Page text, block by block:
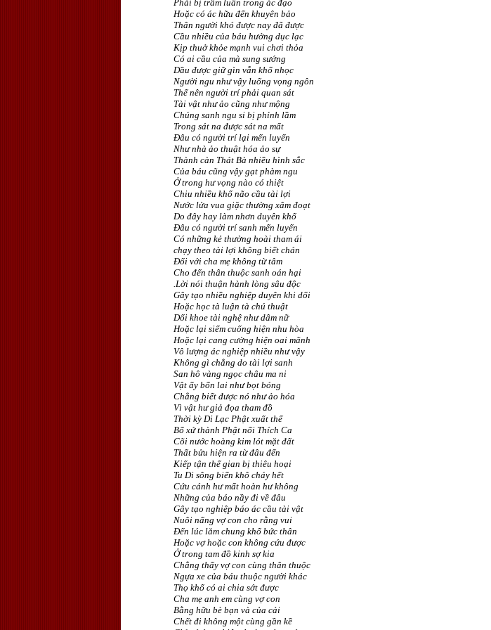
Phải bị trầm luân trong ác đạo
Hoặc có ác hữu đến khuyên bảo
Thân người khó được nay đã được
Cầu nhiều của báu hưởng dục lạc
Kịp thuở khỏe mạnh vui chơi thỏa
Có ai cầu của mà sung sướng
Dầu được giữ gìn vẫn khổ nhọc
Người ngu như vậy luống vọng ngôn
Thế nên người trí phải quan sát
Tài vật như ảo cũng như mộng
Chúng sanh ngu si bị phỉnh lầm
Trong sát na được sát na mất
Ðâu có người trí lại mến luyến
Như nhà ảo thuật hóa ảo sự
Thành càn Thát Bà nhiều hình sắc
Của báu cũng vậy gạt phàm ngu
Ở trong hư vọng nào có thiệt
Chiu nhiều khổ não cầu tài lợi
Nước lửa vua giặc thường xâm đoạt
Do đây hay làm nhơn duyên khổ
Ðâu có người trí sanh mến luyến
Có những kẻ thường hoài tham ái
chạy theo tài lợi không biết chán
Ðối với cha mẹ không từ tâm
Cho đến thân thuộc sanh oán hại
.Lời nói thuận hành lòng sâu độc
Gây tạo nhiều nghiệp duyên khi dối
Hoặc học tà luận tà chú thuật
Dối khoe tài nghệ như dâm nữ
Hoặc lại siểm cuống hiện nhu hòa
Hoặc lại cang cường hiện oai mãnh
Vô lượng ác nghiệp nhiều như vậy
Không gì chẳng do tài lợi sanh
San hô vàng ngọc châu ma ni
Vật ấy bổn lai như bọt bóng
Chẳng biết được nó như ảo hóa
Vì vật hư giả đọa tham đồ
Thời kỳ Di Lạc Phật xuất thế
Bổ xứ thành Phật nối Thích Ca
Cõi nước hoàng kim lót mặt đất
Thất bửu hiện ra từ đâu đến
Kiếp tận thế gian bị thiêu hoại
Tu Di sông biển khô cháy hết
Cứu cánh hư mất hoàn hư không
Những của báo nầy đi về đâu
Gây tạo nghiệp báo ác cầu tài vật
Nuôi nấng vợ con cho rằng vui
Ðến lúc lăm chung khổ bức thân
Hoặc vợ hoặc con không cứu được
Ở trong tam đồ kinh sợ kia
Chẳng thấy vợ con cùng thân thuộc
Ngựa xe của báu thuộc người khác
Thọ khổ có ai chia sớt được
Cha mẹ anh em cùng vợ con
Bằng hữu bè bạn và của cải
Chết đi không một cùng gần kề